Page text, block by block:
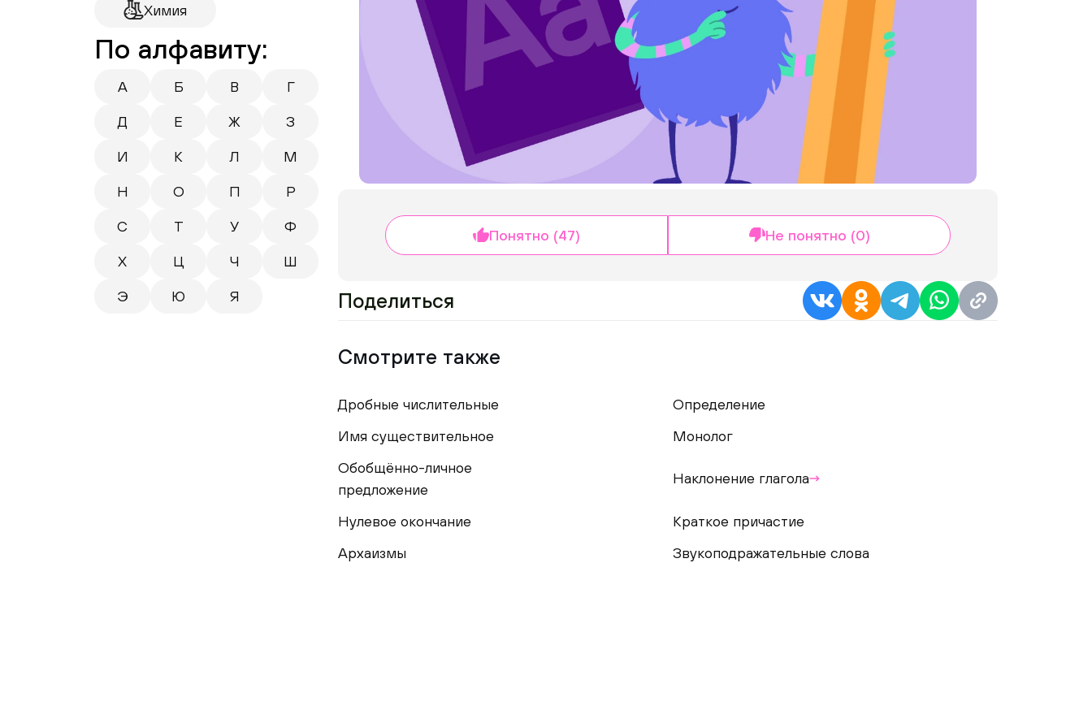
Химия
По алфавиту:
А Б В Г
Д Е Ж З
И К Л М
Н О П Р
С Т У Ф
Х Ц Ч Ш
Э Ю Я
Понятно (47) Не понятно (0)
Поделиться
Смотрите также
Дробные числительные
Определение
Имя существительное
Монолог
Обобщённо-личное
предложение
Наклонение глагола
Нулевое окончание
Краткое причастие
Архаизмы
Звукоподражательные слова